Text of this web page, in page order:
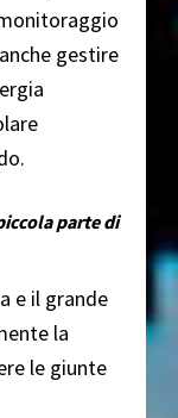
gestire
parte di
e il grande
la
le giunte